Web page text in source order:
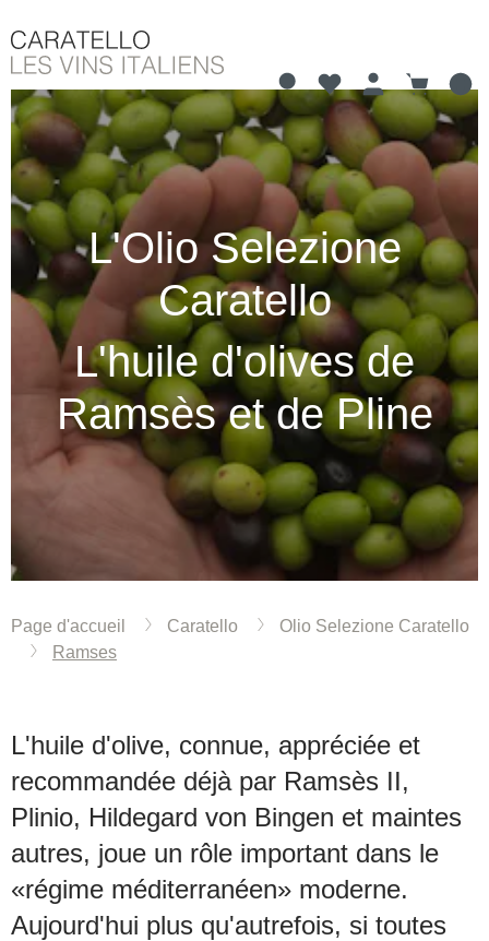
principal Vous avez 0Le
L'Olio Selezione
Caratello
L'huile d'olives de
Ramsès et de Pline
Page d'accueil Caratello
Olio Selezione Caratello
Ramses
L'huile d'olive, connue, appréciée et
recommandée déjà par Ramsès II,
Plinio, Hildegard von Bingen et maintes
autres, joue un rôle important dans le
«régime méditerranéen» moderne.
Aujourd'hui plus qu'autrefois, si toutes